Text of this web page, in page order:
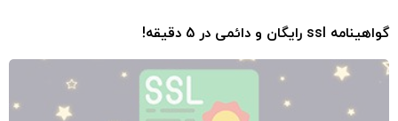
گواهینامه ssl رایگان و دائمی در 5 دقیقه!